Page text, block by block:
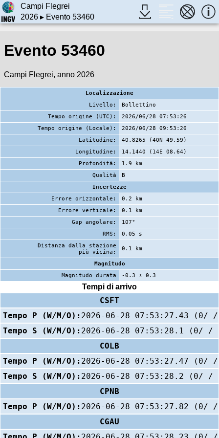
Campi Flegrei
2026▸ Evento 53460
Evento 53460
Campi Flegrei, anno 2026
Localizzazione
Livello:
Bollettino
Tempo origine (UTC):
2026/06/28 07:53:26
Tempo origine (Locale):
2026/06/28 09:53:26
Latitudine:
40.8265 (40N 49.59)
Longitudine:
14.1440 (14E 08.64)
Profondità:
1.9 km
Qualità
B
Incertezze
Errore orizzontale:
0.2 km
Errore verticale:
0.1 km
Gap angolare:
107°
RMS:
0.05 s
Distanza dalla stazione
più vicina:
0.1 km
Magnitudo
Magnitudo durata
-0.3 ± 0.3
Tempi di arrivo
CSFT
Tempo P (W/M/O): 2026-06-28 07:53:27.43 (0/
Tempo S (W/M/O): 2026-06-28 07:53:28.1 (0/ /
COLB
Tempo P (W/M/O): 2026-06-28 07:53:27.47 (0/
Tempo S (W/M/O): 2026-06-28 07:53:28.2 (0/ /
CPNB
Tempo P (W/M/O): 2026-06-28 07:53:27.82 (0/
CGAU